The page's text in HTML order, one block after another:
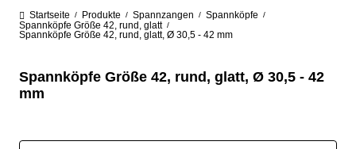
Startseite / Produkte / Spannzangen / Spannköpfe /
Spannköpfe Größe 42, rund, glatt /
Spannköpfe Größe 42, rund, glatt, Ø 30,5 - 42 mm
Spannköpfe Größe 42, rund, glatt, Ø 30,5 - 42
mm